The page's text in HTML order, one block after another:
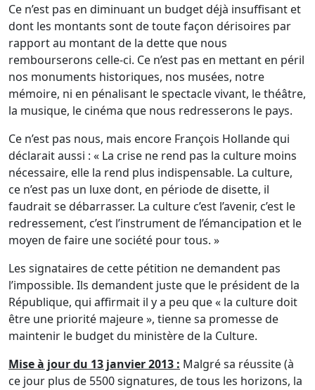
Ce n’est pas en diminuant un budget déjà insuffisant et
dont les montants sont de toute façon dérisoires par
rapport au montant de la dette que nous
rembourserons celle-ci. Ce n’est pas en mettant en péril
nos monuments historiques, nos musées, notre
mémoire, ni en pénalisant le spectacle vivant, le théâtre,
la musique, le cinéma que nous redresserons le pays.
Ce n’est pas nous, mais encore François Hollande qui
déclarait aussi : « La crise ne rend pas la culture moins
nécessaire, elle la rend plus indispensable. La culture,
ce n’est pas un luxe dont, en période de disette, il
faudrait se débarrasser. La culture c’est l’avenir, c’est le
redressement, c’est l’instrument de l’émancipation et le
moyen de faire une société pour tous. »
Les signataires de cette pétition ne demandent pas
l’impossible. Ils demandent juste que le président de la
République, qui affirmait il y a peu que « la culture doit
être une priorité majeure », tienne sa promesse de
maintenir le budget du ministère de la Culture.
Mise à jour du 13 janvier 2013 : Malgré sa réussite (à
ce jour plus de 5500 signatures, de tous les horizons, la